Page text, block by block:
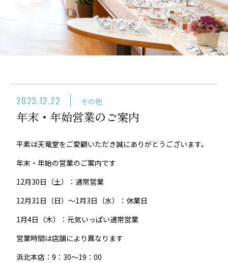
2023.12.22 その他
年末・年始営業のご案内
平素は天竜堂をご愛顧いただき誠にありがとうございます。
年末・年始の営業のご案内です
12月30日（土）：通常営業
12月31日（日）～1月3日（水）：休業日
1月4日（木）：元気いっぱい通常営業
営業時間は店舗により異なります
浜北本店：9：30～19：00